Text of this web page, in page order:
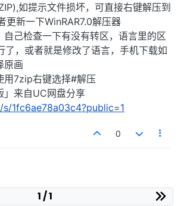
如提示文件损坏，可直接右键解压到
更新一下WinRAR7.0解压器
自己检查一下有没有转区，语言里的区
了，或者就是修改了语言，手机下载如
原画
用7zip右键选择#解压
」来自UC网盘分享
1fc6ae78a03c4?public=1
0
1 / 1